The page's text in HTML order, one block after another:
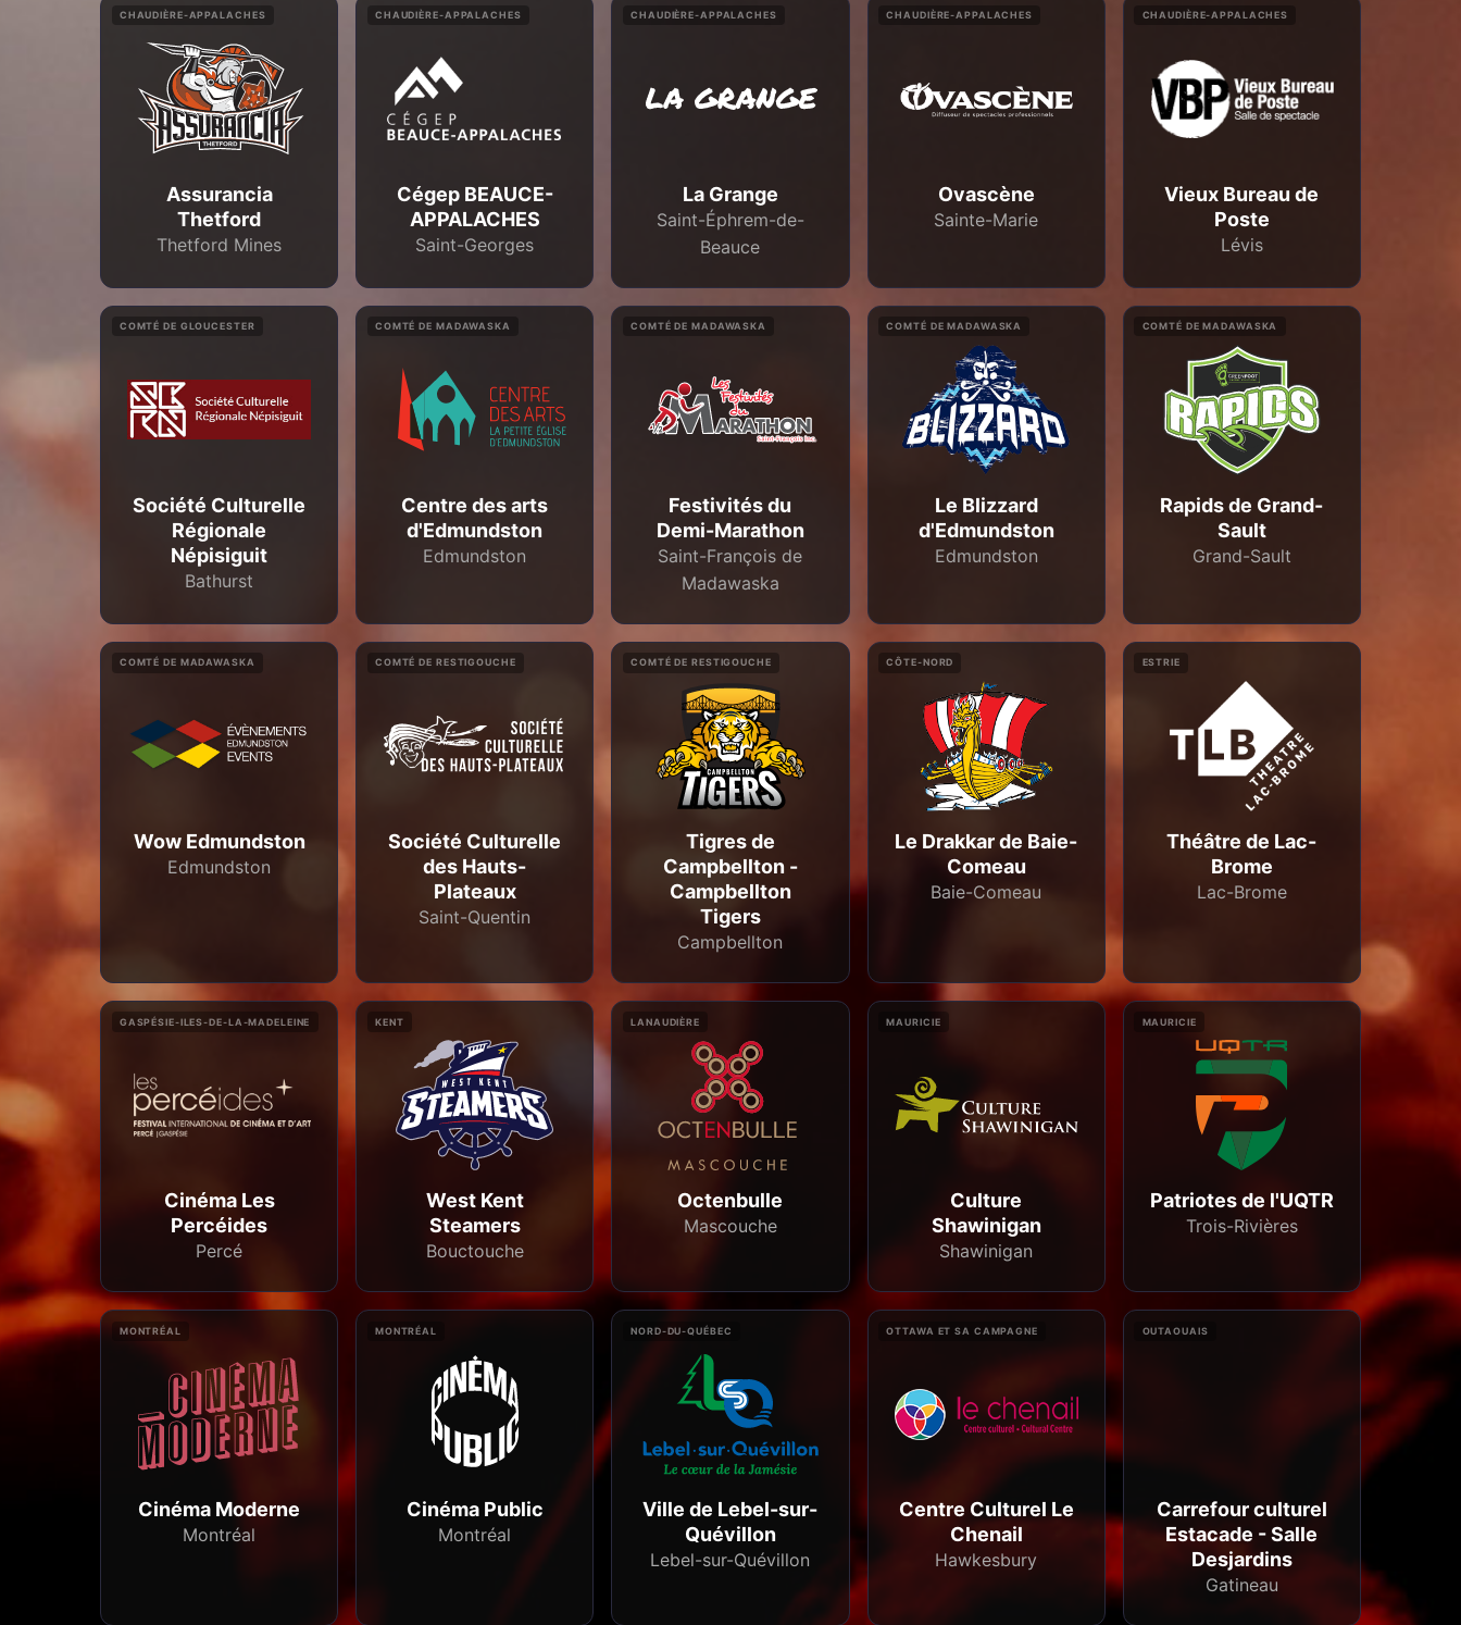
CHAUDIÈRE-APPALACHES
Assurancia
Thetford
Thetford Mines
CHAUDIÈRE-APPALACHES
Cégep BEAUCE-
APPALACHES
Saint-Georges
CHAUDIÈRE-APPALACHES
La Grange
Saint-Éphrem-de-
Beauce
CHAUDIÈRE-APPALACHES
Ovascène
Sainte-Marie
CHAUDIÈRE-APPALACHES
Vieux Bureau de
Poste
Lévis
COMTÉ DE GLOUCESTER
Société Culturelle
Régionale
Népisiguit
Bathurst
COMTÉ DE MADAWASKA
Centre des arts
d'Edmundston
Edmundston
COMTÉ DE MADAWASKA
Festivités du
Demi-Marathon
Saint-François de
Madawaska
COMTÉ DE MADAWASKA
Le Blizzard
d'Edmundston
Edmundston
COMTÉ DE MADAWASKA
Rapids de Grand-
Sault
Grand-Sault
COMTÉ DE MADAWASKA
Wow Edmundston
Edmundston
COMTÉ DE RESTIGOUCHE
Société Culturelle
des Hauts-
Plateaux
Saint-Quentin
COMTÉ DE RESTIGOUCHE
Tigres de
Campbellton -
Campbellton
Tigers
Campbellton
CÔTE-NORD
Le Drakkar de Baie-
Comeau
Baie-Comeau
ESTRIE
Théâtre de Lac-
Brome
Lac-Brome
GASPÉSIE-ILES-DE-LA-MADELEINE
Cinéma Les
Percéides
Percé
KENT
West Kent
Steamers
Bouctouche
LANAUDIÈRE
Octenbulle
Mascouche
MAURICIE
Culture
Shawinigan
Shawinigan
MAURICIE
Patriotes de l'UQTR
Trois-Rivières
MONTRÉAL
Cinéma Moderne
Montréal
MONTRÉAL
Cinéma Public
Montréal
NORD-DU-QUÉBEC
Ville de Lebel-sur-
Quévillon
Lebel-sur-Quévillon
OTTAWA ET SA CAMPAGNE
Centre Culturel Le
Chenail
Hawkesbury
OUTAOUAIS
Carrefour culturel
Estacade - Salle
Desjardins
Gatineau